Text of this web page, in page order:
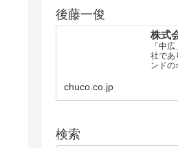
後藤一俊
株式
「中
社であ
ンドの
chuco.co.jp
検索